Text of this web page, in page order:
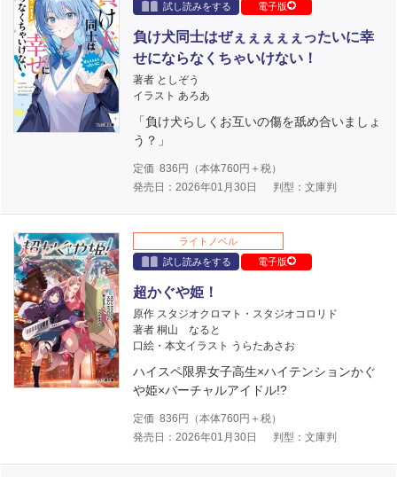
試し読みをする
電子版
負け犬同士はぜぇぇぇぇぇったいに幸
せにならなくちゃいけない！
著者 としぞう
イラスト あろあ
「負け犬らしくお互いの傷を舐め合いましょ
う？」
定価 836 円（本体760円＋税）
発売日：2026年01月30日
判型：文庫判
ライトノベル
試し読みをする
電子版
超かぐや姫！
原作 スタジオクロマト・スタジオコロリド
著者 桐山 なると
口絵・本文イラスト うらたあさお
ハイスペ限界女子高生×ハイテンションかぐ
や姫×バーチャルアイドル!?
定価 836 円（本体760円＋税）
発売日：2026年01月30日
判型：文庫判